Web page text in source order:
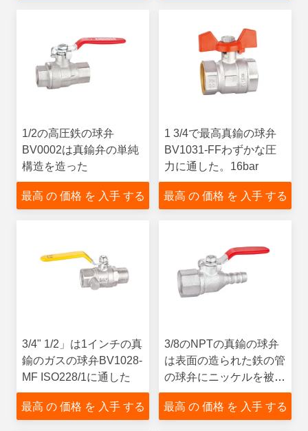
1/2の高圧鉄の球弁
BV0002は真鍮弁の単純
構造を造った
最高 の 価格 を 入手 する
1 3/4で最高真鍮の球弁
BV1031-FFわずかな圧
力に通した。16bar
最高 の 価格 を 入手 する
3/4" 1/2」は1インチの真
鍮のガスの球弁BV1028-
MF ISO228/1に通した
最高 の 価格 を 入手 する
3/8のNPTの真鍮の球弁
は表面の造られた鉄の管
の球弁にニッケルを被せ
る
最高 の 価格 を 入手 する